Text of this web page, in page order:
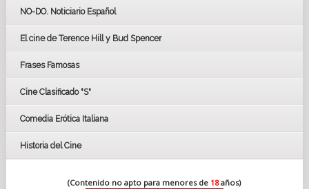
GOYAS
BAFTA
NO-DO. Noticiario Español
El cine de Terence Hill y Bud Spencer
Frases Famosas
Cine Clasificado "S"
Comedia Erótica Italiana
Historia del Cine
(Contenido no apto para menores de 18años)